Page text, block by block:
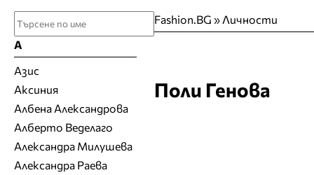
Fashion.BG » Личности
Поли Генова
А
Азис
Аксиния
Албена Александрова
Алберто Веделаго
Александра Милушева
Александра Раева